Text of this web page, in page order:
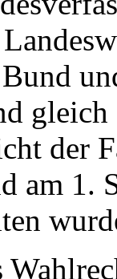
der
am 1.